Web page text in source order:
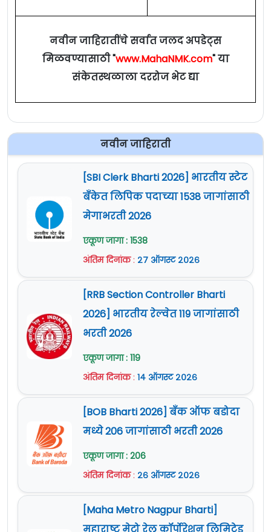
नवीन जाहिरातींचे सर्वात जलद अपडेट्स
मिळवण्यासाठी "www.MahaNMK.com" या
संकेतस्थळाला दररोज भेट द्या
नवीन जाहिराती
[SBI Clerk Bharti 2026] भारतीय स्टेट
बँकेत लिपिक पदाच्या 1538 जागांसाठी
मेगाभरती 2026
एकूण जागा : 1538
अंतिम दिनांक: २७ ऑगस्ट २०२६
[RRB Section Controller Bharti
2026] भारतीय रेल्वेत 119 जागांसाठी
भरती 2026
एकूण जागा : 119
अंतिम दिनांक: १४ ऑगस्ट २०२६
[BOB Bharti 2026] बँक ऑफ बडोदा
मध्ये 206 जागांसाठी भरती 2026
एकूण जागा : 206
अंतिम दिनांक: २६ ऑगस्ट २०२६
[Maha Metro Nagpur Bharti]